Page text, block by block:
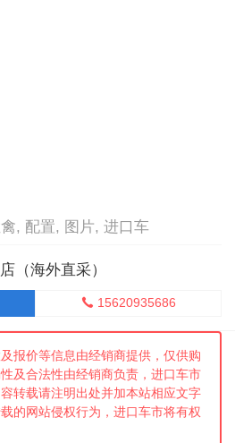
, 配置, 图片, 进口车
（海外直采）
 15620935686
报价等信息由经销商提供，仅供购
及合法性由经销商负责，进口车市
转载请注明出处并加本站相应文字
的网站侵权行为，进口车市将有权